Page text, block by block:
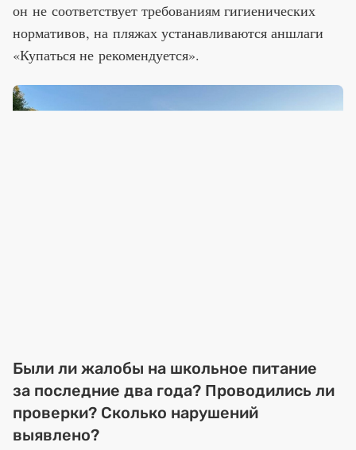
он не соответствует требованиям гигиенических
нормативов, на пляжах устанавливаются аншлаги
«Купаться не рекомендуется».
Были ли жалобы на школьное питание
за последние два года? Проводились ли
проверки? Сколько нарушений
выявлено?